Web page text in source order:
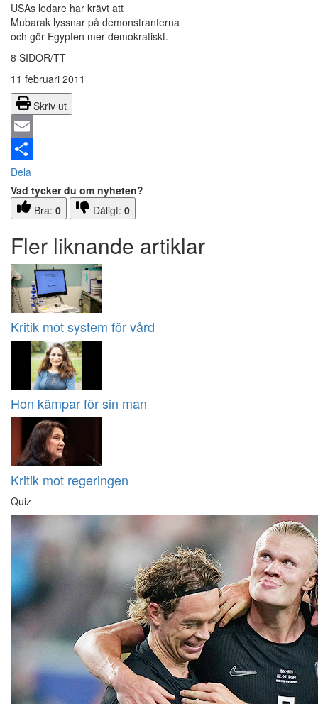
USAs ledare har krävt att
Mubarak lyssnar på demonstranterna
och gör Egypten mer demokratiskt.
8 SIDOR/TT
11 februari 2011
Skriv ut
Email
Dela
Vad tycker du om nyheten?
Bra: 0 Dåligt: 0
Fler liknande artiklar
Kritik mot system för vård
Hon kämpar för sin man
Kritik mot regeringen
Quiz